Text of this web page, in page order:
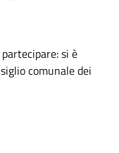
si è
comunale dei